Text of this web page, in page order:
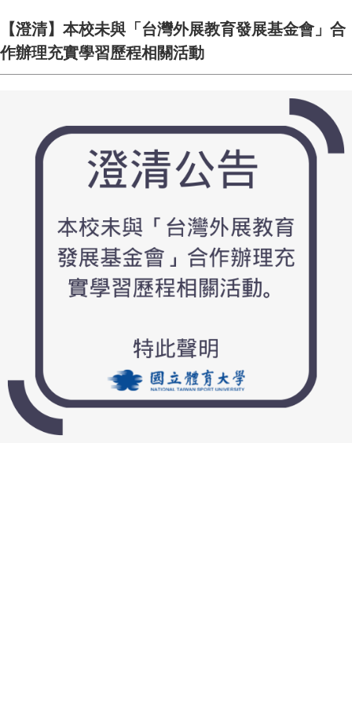
【澄清】本校未與「台灣外展教育發展基金會」合
作辦理充實學習歷程相關活動